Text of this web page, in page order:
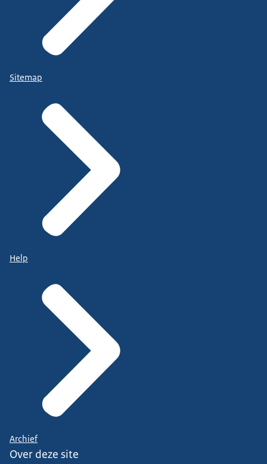
Sitemap
Help
Archief
Over deze site